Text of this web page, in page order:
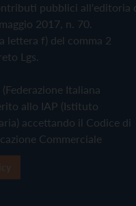
pubblici all'editoria
2017, n. 70.
lettera f) del comma 2
Lgs.
Italiana
allo IAP (Istituto
accettando il Codice di
Commerciale